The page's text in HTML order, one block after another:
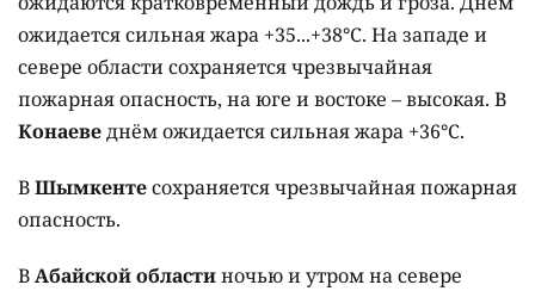
ожидается сильная жара +35...+38°C. На западе и
севере области сохраняется чрезвычайная
пожарная опасность, на юге и востоке – высокая. В
Конаеведнём ожидается сильная жара +36°C.
ВШымкентесохраняется чрезвычайная пожарная
опасность.
ВАбайской областиночью и утром на севере